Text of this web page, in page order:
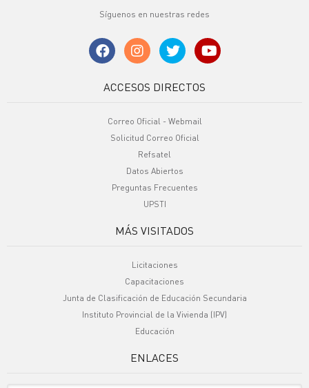
Síguenos en nuestras redes
ACCESOS DIRECTOS
Correo Oficial - Webmail
Solicitud Correo Oficial
Refsatel
Datos Abiertos
Preguntas Frecuentes
UPSTI
MÁS VISITADOS
Licitaciones
Capacitaciones
Junta de Clasificación de Educación Secundaria
Instituto Provincial de la Vivienda (IPV)
Educación
ENLACES